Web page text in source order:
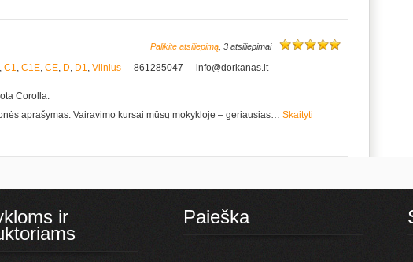
Palikite atsiliepimą , 3 atsiliepimai
, C1, C1E, CE, D, D1, Vilnius 861285047
info@dorkanas.lt
Corolla.
aprašymas: Vairavimo kursai mūsų mokykloje – geriausias… Skaityti
ir Paieška